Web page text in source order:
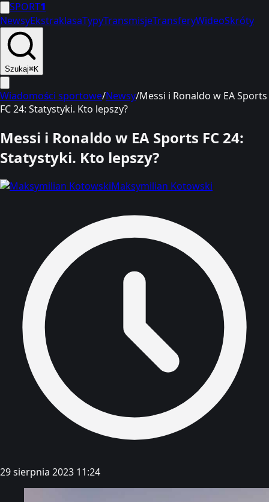
SPORT1
NewsyEkstraklasaTypyTransmisjeTransferyWideoSkróty
Szukaj⌘K
Wiadomości sportowe/Newsy/Messi i Ronaldo w EA Sports
FC 24: Statystyki. Kto lepszy?
Messi i Ronaldo w EA Sports FC 24:
Statystyki. Kto lepszy?
Maksymilian Kotowski
29 sierpnia 2023 11:24